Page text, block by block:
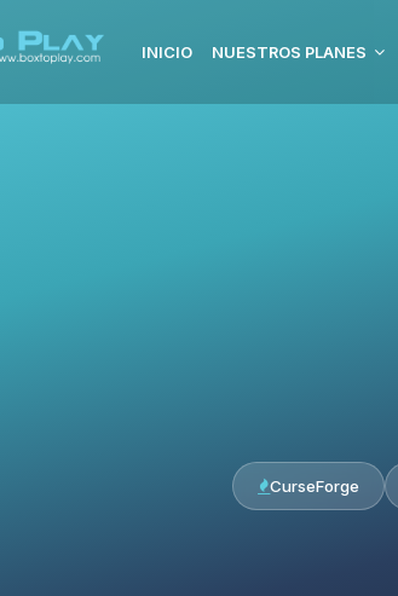
INICIO NUESTROS PLANES
CurseForge